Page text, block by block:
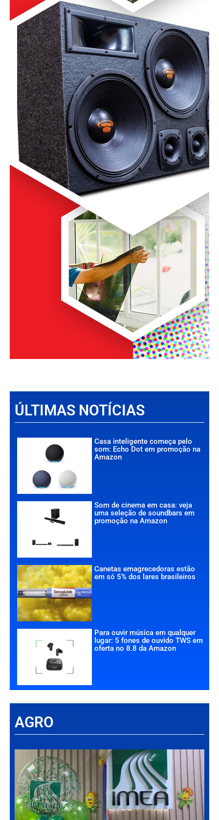
ÚLTIMAS NOTÍCIAS
Casa inteligente começa pelo
som: Echo Dot em promoção na
Amazon
Som de cinema em casa: veja
uma seleção de soundbars em
promoção na Amazon
Canetas emagrecedoras estão
em só 5% dos lares brasileiros
Para ouvir música em qualquer
lugar: 5 fones de ouvido TWS em
oferta no 8.8 da Amazon
AGRO